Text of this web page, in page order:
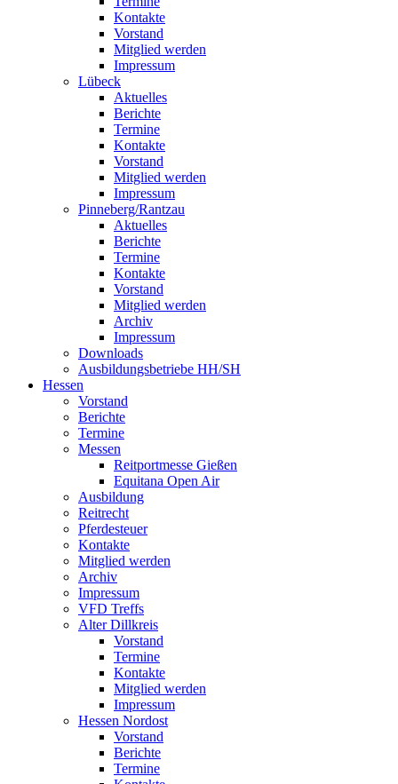
Kontakte
Vorstand
Mitglied werden
Impressum
Lübeck
Aktuelles
Berichte
Termine
Kontakte
Vorstand
Mitglied werden
Impressum
Pinneberg/Rantzau
Aktuelles
Berichte
Termine
Kontakte
Vorstand
Mitglied werden
Archiv
Impressum
Downloads
Ausbildungsbetriebe HH/SH
Hessen
Vorstand
Berichte
Termine
Messen
Reitportmesse Gießen
Equitana Open Air
Ausbildung
Reitrecht
Pferdesteuer
Kontakte
Mitglied werden
Archiv
Impressum
VFD Treffs
Alter Dillkreis
Vorstand
Termine
Kontakte
Mitglied werden
Impressum
Hessen Nordost
Vorstand
Berichte
Termine